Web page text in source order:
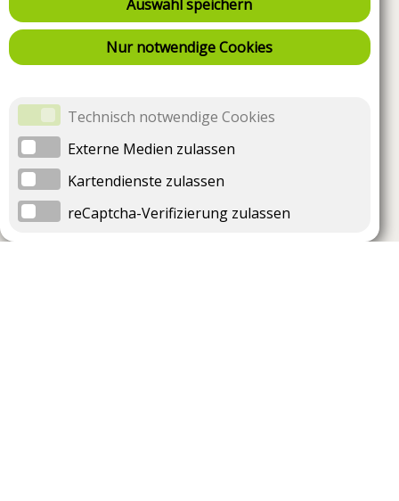
Auswahl speichern
Nur notwendige Cookies
Technisch notwendige Cookies
Externe Medien zulassen
Kartendienste zulassen
reCaptcha-Verifizierung zulassen